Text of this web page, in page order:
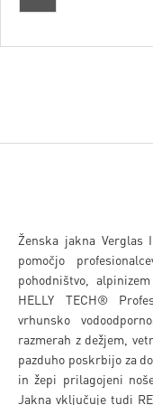
Ženska jakna
pomočjo
pohodništvo,
HELLY TECH®
vrhunsko
razmerah z dežjem,
pazduho poskrbijo za
in žepi prilagojeni
Jakna vključuje tudi